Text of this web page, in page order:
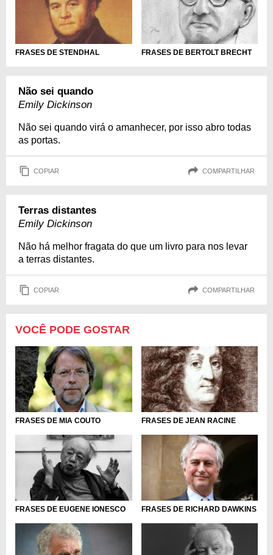
FRASES DE STENDHAL FRASES DE BERTOLT BRECHT
Não sei quando
Emily Dickinson
Não sei quando virá o amanhecer, por isso abro todas
as portas.
COPIAR COMPARTILHAR
Terras distantes
Emily Dickinson
Não há melhor fragata do que um livro para nos levar
a terras distantes.
COPIAR COMPARTILHAR
VOCÊ PODE GOSTAR
FRASES DE MIA COUTO FRASES DE JEAN RACINE
FRASES DE EUGENE IONESCO FRASES DE RICHARD DAWKINS